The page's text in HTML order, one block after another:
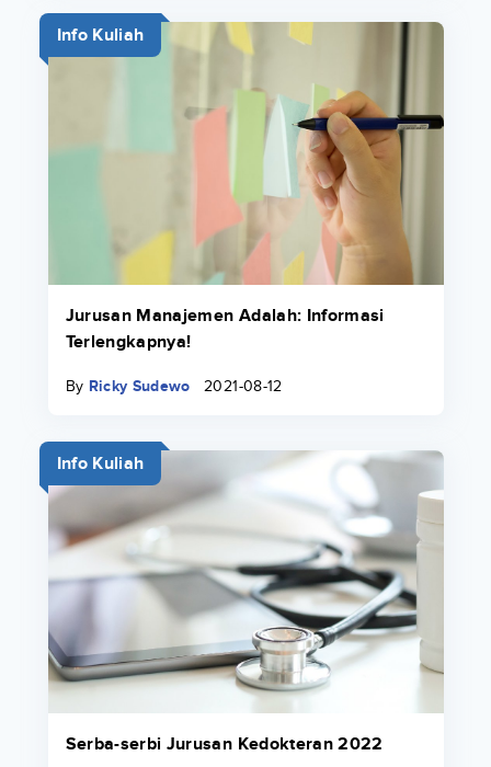
Info Kuliah
Jurusan Manajemen Adalah: Informasi
Terlengkapnya!
By Ricky Sudewo 2021-08-12
Info Kuliah
Serba-serbi Jurusan Kedokteran 2022